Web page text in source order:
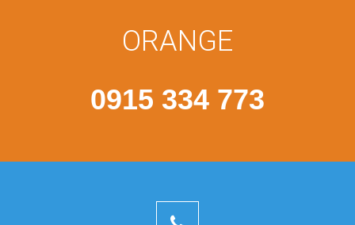
ORANGE
0915 334 773